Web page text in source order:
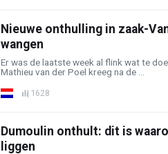
Nieuwe onthulling in zaak-
wangen
Er was de laatste week al flink wat te
Mathieu van der Poel kreeg na de ...
1628
Dumoulin onthult: dit is
liggen